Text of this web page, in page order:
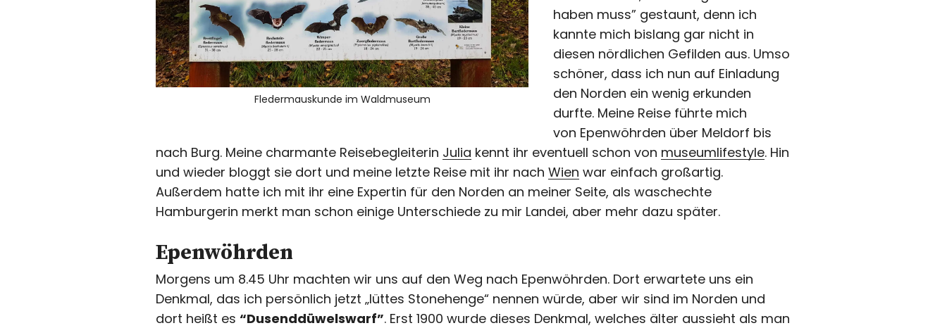
Fledermauskunde im Waldmuseum
haben muss” gestaunt, denn ich
kannte mich bislang gar nicht in
diesen nördlichen Gefilden aus. Umso
schöner, dass ich nun auf Einladung
den Norden ein wenig erkunden
durfte. Meine Reise führte mich
von Epenwöhrden über Meldorf bis
nach Burg. Meine charmante Reisebegleiterin Julia kennt ihr eventuell schon von museumlifestyle. Hin
und wieder bloggt sie dort und meine letzte Reise mit ihr nachWien war einfach großartig.
Außerdem hatte ich mit ihr eine Expertin für den Norden an meiner Seite, als waschechte
Hamburgerin merkt man schon einige Unterschiede zu mir Landei, aber mehr dazu später.
Epenwöhrden
Morgens um 8.45 Uhr machten wir uns auf den Weg nach Epenwöhrden. Dort erwartete uns ein
Denkmal, das ich persönlich jetzt „lüttes Stonehenge“ nennen würde, aber wir sind im Norden und
dort heißt es“Dusenddüwelswarf”. Erst 1900 wurde dieses Denkmal, welches älter aussieht als man